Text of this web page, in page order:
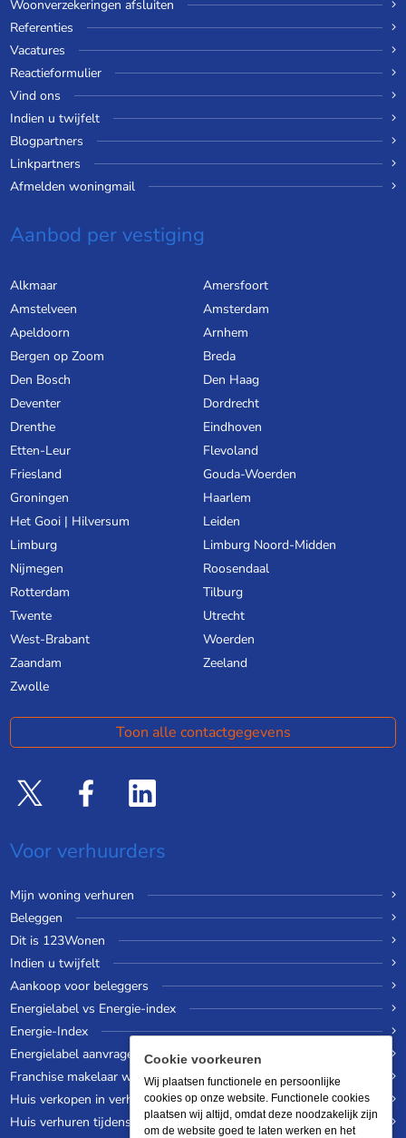
Woonverzekeringen afsluiten
Referenties
Vacatures
Reactieformulier
Vind ons
Indien u twijfelt
Blogpartners
Linkpartners
Afmelden woningmail
Aanbod per vestiging
Alkmaar
Amersfoort
Amstelveen
Amsterdam
Apeldoorn
Arnhem
Bergen op Zoom
Breda
Den Bosch
Den Haag
Deventer
Dordrecht
Drenthe
Eindhoven
Etten-Leur
Flevoland
Friesland
Gouda-Woerden
Groningen
Haarlem
Het Gooi | Hilversum
Leiden
Limburg
Limburg Noord-Midden
Nijmegen
Roosendaal
Rotterdam
Tilburg
Twente
Utrecht
West-Brabant
Woerden
Zaandam
Zeeland
Zwolle
Toon alle contactgegevens
Voor verhuurders
Mijn woning verhuren
Beleggen
Dit is 123Wonen
Indien u twijfelt
Aankoop voor beleggers
Energielabel vs Energie-index
Energie-Index
Energielabel aanvragen
Franchise makelaar worden
Huis verkopen in verhuurde staat
Huis verhuren tijdens een wereldreis
Cookie voorkeuren
Wij plaatsen functionele en persoonlijke
cookies op onze website. Functionele cookies
plaatsen wij altijd, omdat deze noodzakelijk zijn
om de website goed te laten werken en het